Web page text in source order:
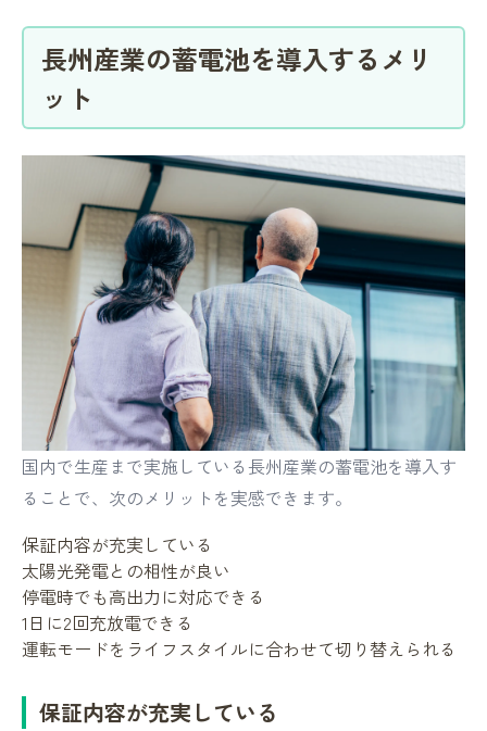
長州産業の蓄電池を導入するメリ
ット
国内で生産まで実施している長州産業の蓄電池を導入す
ることで、次のメリットを実感できます。
保証内容が充実している
太陽光発電との相性が良い
停電時でも高出力に対応できる
1日に2回充放電できる
運転モードをライフスタイルに合わせて切り替えられる
保証内容が充実している